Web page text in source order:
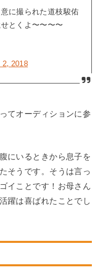
に撮られた道枝駿佑
とくよ〜〜〜〜
2, 2018
てオーディションに参
にいるときから息子を
そうです。そうは言っ
イことです！お母さん
躍は喜ばれたことでし